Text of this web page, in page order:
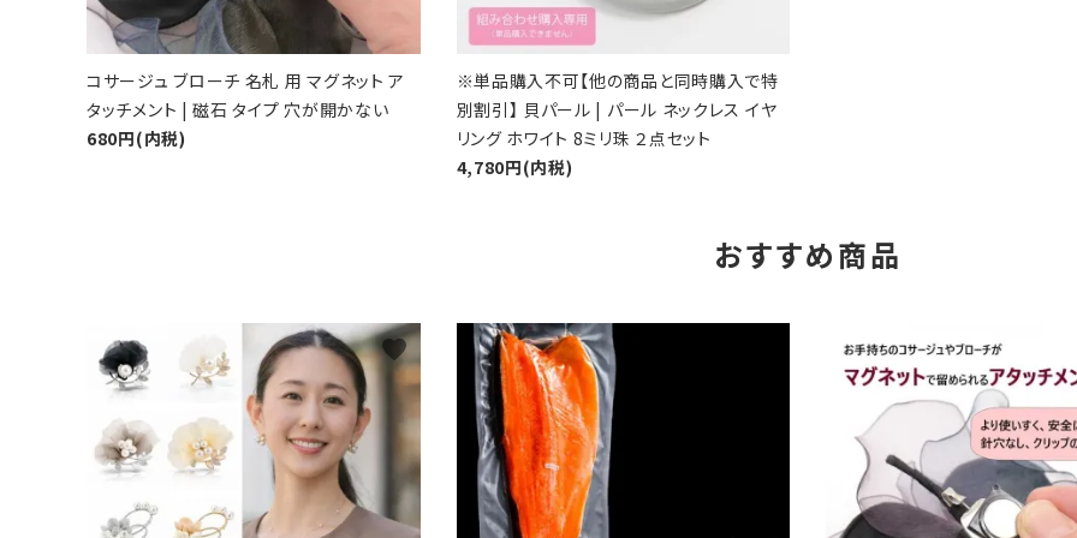
コサージュ ブローチ 名札 用 マグネット ア
タッチメント | 磁石 タイプ 穴が開かない
680円(内税)
※単品購入不可【他の商品と同時購入で特
別割引】 貝パール | パール ネックレス イヤ
リング ホワイト 8ミリ珠 ２点セット
4,780円(内税)
おすすめ商品
favorite